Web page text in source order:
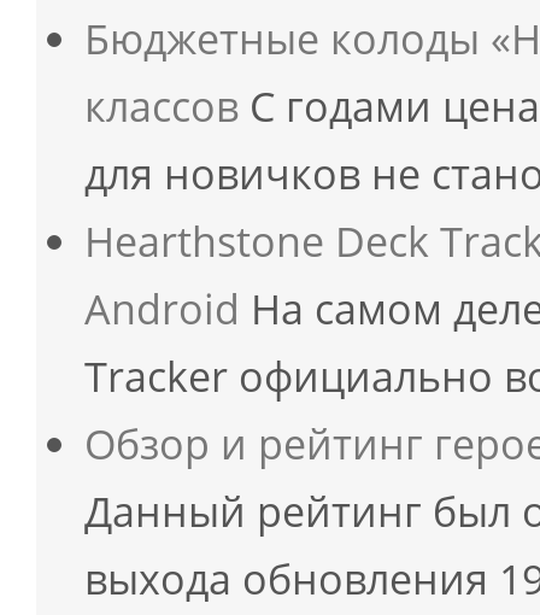
Бюджетные колоды
классов С годами
для новичков не
Hearthstone Deck
Android На самом
Tracker официально
Обзор и рейтинг
Данный рейтинг был
выхода обновления